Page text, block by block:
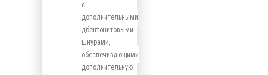
с
дополнительными
дбентонитовыми
шнурами,
обеспечивающими
дополнительную